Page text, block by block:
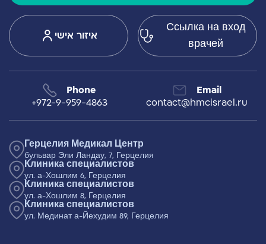
איזור אישי
Ссылка на вход
врачей
Phone
+972-9-959-4863
Email
contact@hmcisrael.ru
Герцелия Медикал Центр
бульвар Эли Ландау, 7, Герцелия
Клиника специалистов
ул. а-Хошлим 6, Герцелия
Клиника специалистов
ул. а-Хошлим 8, Герцелия
Клиника специалистов
ул. Мединат а-Йехудим 89, Герцелия